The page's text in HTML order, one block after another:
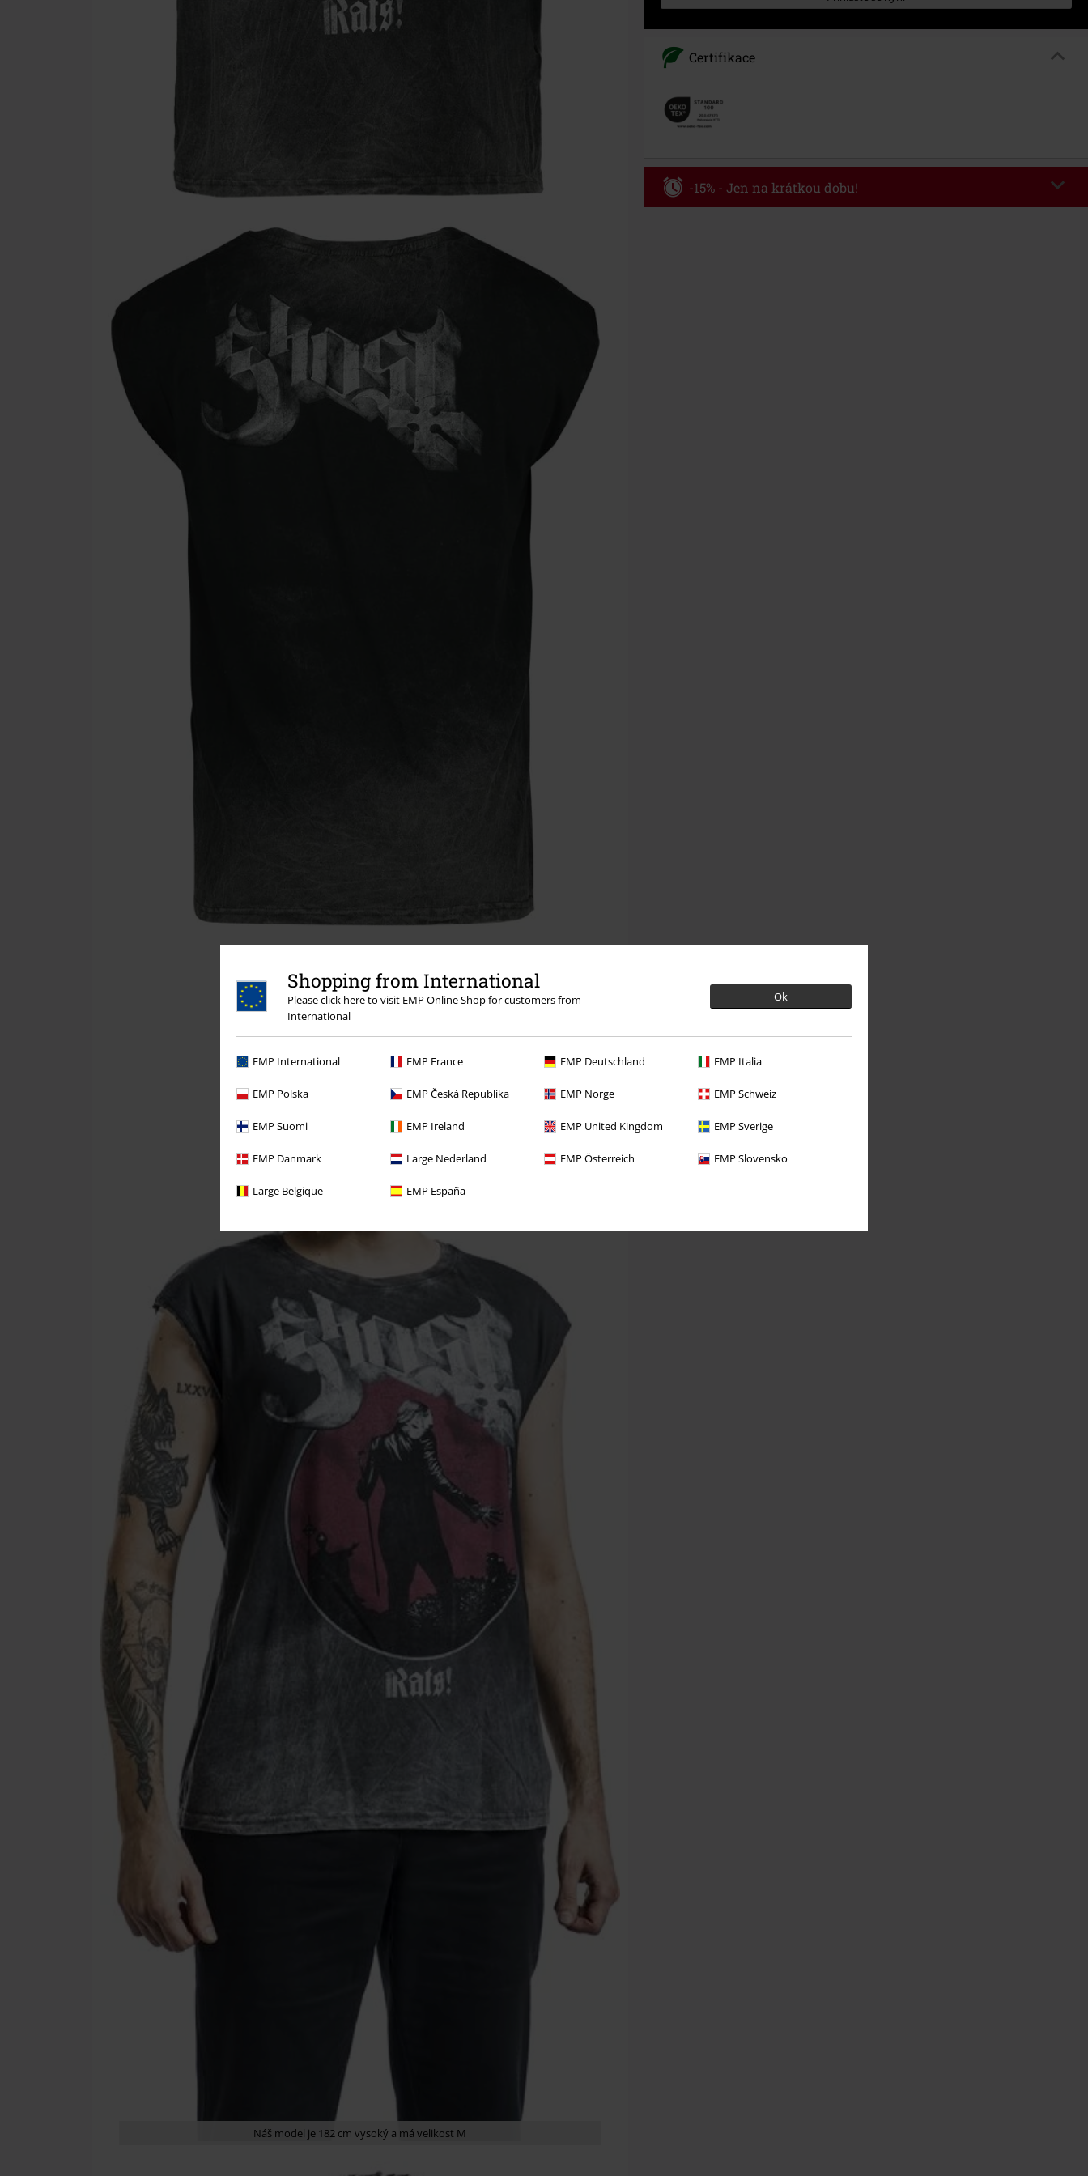
Shopping from International
Please click here to visit EMP Online Shop for customers from
International
Ok
EMP International EMP France EMP Deutschland EMP Italia
EMP Polska EMP Česká Republika EMP Norge EMP Schweiz
EMP Suomi EMP Ireland EMP United Kingdom EMP Sverige
EMP Danmark Large Nederland EMP Österreich EMP Slovensko
Large Belgique EMP España
Náš model je 182 cm vysoký a má velikost M
Certifikace
-15% - Jen na krátkou dobu!